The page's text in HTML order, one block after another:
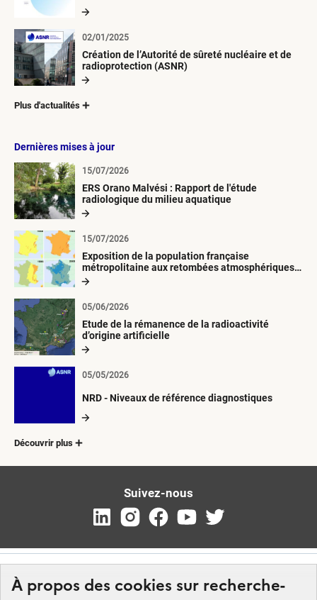
À propos des cookies sur recherche-
Création de l’Autorité de sûreté nucléaire et de
radioprotection (ASNR)
02/01/2025
Plus d'actualités
Dernières mises à jour
ERS Orano Malvési : Rapport de l'étude
radiologique du milieu aquatique
15/07/2026
Exposition de la population française
métropolitaine aux retombées atmosphériques
radioactives depuis 1945
15/07/2026
Etude de la rémanence de la radioactivité
d’origine artificielle
05/06/2026
NRD - Niveaux de référence diagnostiques
05/05/2026
Découvrir plus
Suivez-nous